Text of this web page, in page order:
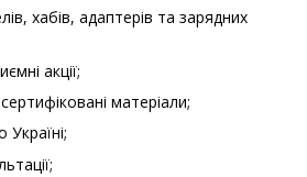
хабів, адаптерів та зарядних
акції;
матеріали;